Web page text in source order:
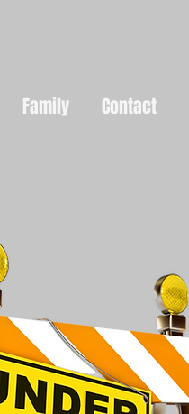
Family Contact